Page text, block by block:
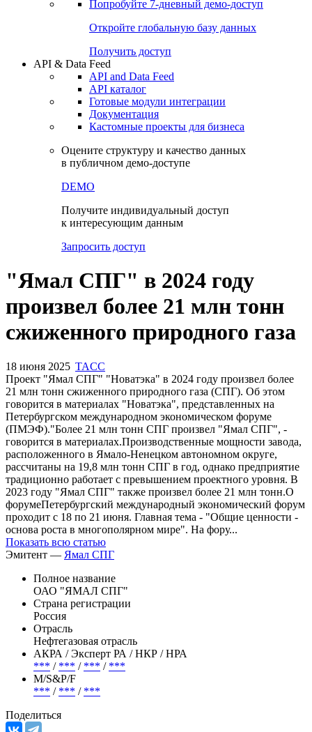
Попробуйте 7-дневный демо-доступ
Откройте глобальную базу данных
Получить доступ
API & Data Feed
API and Data Feed
API каталог
Готовые модули интеграции
Документация
Кастомные проекты для бизнеса
Оцените структуру и качество данных
в публичном демо-доступе
DEMO
Получите индивидуальный доступ
к интересующим данным
Запросить доступ
"Ямал СПГ" в 2024 году
произвел более 21 млн тонн
сжиженного природного газа
18 июня 2025 TACC
Проект "Ямал СПГ" "Новатэка" в 2024 году произвел более
21 млн тонн сжиженного природного газа (СПГ). Об этом
говорится в материалах "Новатэка", представленных на
Петербургском международном экономическом форуме
(ПМЭФ)."Более 21 млн тонн СПГ произвел "Ямал СПГ", -
говорится в материалах.Производственные мощности завода,
расположенного в Ямало-Ненецком автономном округе,
рассчитаны на 19,8 млн тонн СПГ в год, однако предприятие
традиционно работает с превышением проектного уровня. В
2023 году "Ямал СПГ" также произвел более 21 млн тонн.О
форумеПетербургский международный экономический форум
проходит с 18 по 21 июня. Главная тема - "Общие ценности -
основа роста в многополярном мире". На фору...
Показать всю статью
Эмитент — Ямал СПГ
Полное название
ОАО "ЯМАЛ СПГ"
Страна регистрации
Россия
Отрасль
Нефтегазовая отрасль
АКРА / Эксперт РА / НКР / НРА
*** / *** / *** / ***
М/S&P/F
*** / *** / ***
Поделиться